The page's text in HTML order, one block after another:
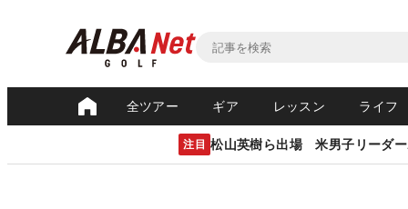
全ツアー ギア レッスン ライフ
注目 松山英樹ら出場 米男子リーダー